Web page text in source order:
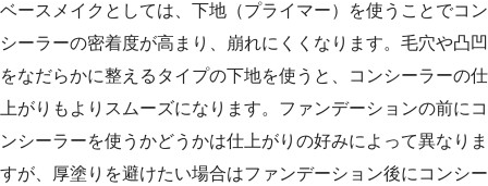
ベースメイクとしては、下地（プライマー）を使うことでコン
シーラーの密着度が高まり、崩れにくくなります。毛穴や凸凹
をなだらかに整えるタイプの下地を使うと、コンシーラーの仕
上がりもよりスムーズになります。ファンデーションの前にコ
ンシーラーを使うかどうかは仕上がりの好みによって異なりま
すが、厚塗りを避けたい場合はファンデーション後にコンシー